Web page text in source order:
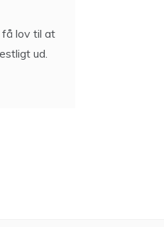
lov til at
ud.